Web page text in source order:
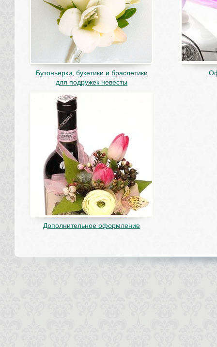
Бутоньерки, букетики и браслетики
для подружек невесты
Дополнительное оформление